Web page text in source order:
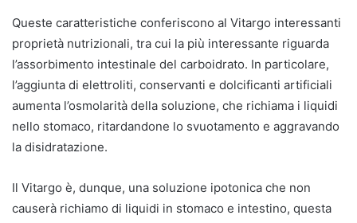
Queste caratteristiche conferiscono al Vitargo interessanti
proprietà nutrizionali, tra cui la più interessante riguarda
l’assorbimento intestinale del carboidrato. In particolare,
l’aggiunta di elettroliti, conservanti e dolcificanti artificiali
aumenta l’osmolarità della soluzione, che richiama i liquidi
nello stomaco, ritardandone lo svuotamento e aggravando
la disidratazione.
Il Vitargo è, dunque, una soluzione ipotonica che non
causerà richiamo di liquidi in stomaco e intestino, questa